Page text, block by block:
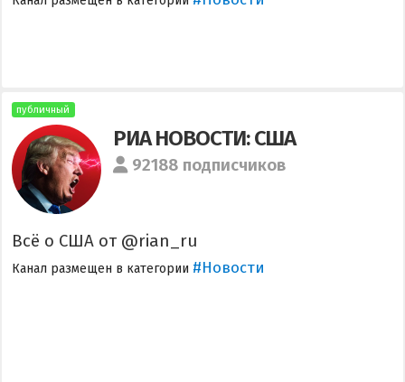
публичный
РИА НОВОСТИ: США
92188 подписчиков
Всё о США от @rian_ru
Канал размещен в категории #Новости